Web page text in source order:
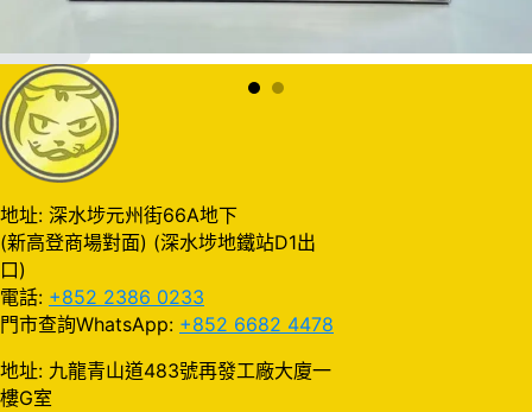
地址: 深水埗元州街66A地下
(新高登商場對面) (深水埗地鐵站D1出
口)
電話: +852 2386 0233
門市查詢WhatsApp: +852 6682 4478
地址: 九龍青山道483號再發工廠大廈一
樓G室